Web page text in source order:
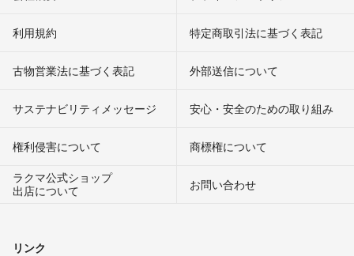
利用規約 特定商取引法に基づく表記
古物営業法に基づく表記 外部送信について
サステナビリティメッセージ 安心・安全のための取り組み
権利侵害について
商標権について
ラクマ公式ショップ
出店について
お問い合わせ
リンク